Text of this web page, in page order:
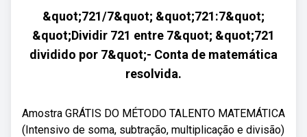
&quot;721/7&quot; &quot;721:7&quot;
&quot;Dividir 721 entre 7&quot; &quot;721
dividido por 7&quot;- Conta de matemática
resolvida.
Amostra GRÁTIS DO MÉTODO TALENTO MATEMÁTICA
(Intensivo de soma, subtração, multiplicação e divisão)